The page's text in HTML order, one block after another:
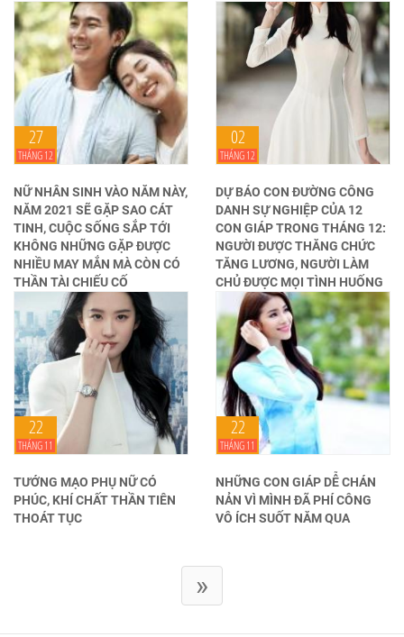
27
THÁNG 12
NỮ NHÂN SINH VÀO NĂM NÀY,
NĂM 2021 SẼ GẶP SAO CÁT
TINH, CUỘC SỐNG SẮP TỚI
KHÔNG NHỮNG GẶP ĐƯỢC
NHIỀU MAY MẮN MÀ CÒN CÓ
THẦN TÀI CHIẾU CỐ
02
THÁNG 12
DỰ BÁO CON ĐƯỜNG CÔNG
DANH SỰ NGHIỆP CỦA 12
CON GIÁP TRONG THÁNG 12:
NGƯỜI ĐƯỢC THĂNG CHỨC
TĂNG LƯƠNG, NGƯỜI LÀM
CHỦ ĐƯỢC MỌI TÌNH HUỐNG
22
THÁNG 11
TƯỚNG MẠO PHỤ NỮ CÓ
PHÚC, KHÍ CHẤT THẦN TIÊN
THOÁT TỤC
22
THÁNG 11
NHỮNG CON GIÁP DỄ CHÁN
NẢN VÌ MÌNH ĐÃ PHÍ CÔNG
VÔ ÍCH SUỐT NĂM QUA
»